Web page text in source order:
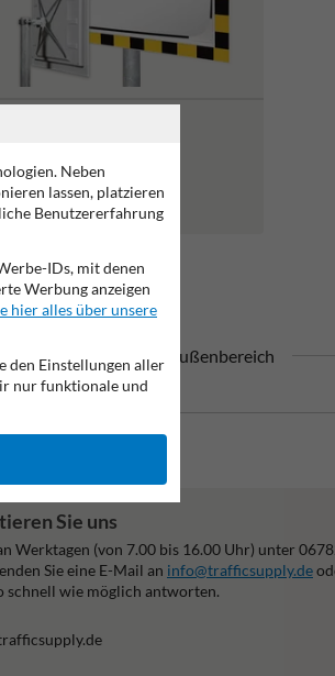
Lager und Produktion
Geeignet für den Außenbereich
Sie uns
Werktagen (von 7.00 bis 16.00 Uhr) unter
Sie eine E-Mail an info@trafficsupply.de
schnell wie möglich antworten.
Neben
lassen, platzieren
Benutzererfahrung
IDs, mit denen
Werbung anzeigen
hier alles über unsere
den Einstellungen aller
nur funktionale und